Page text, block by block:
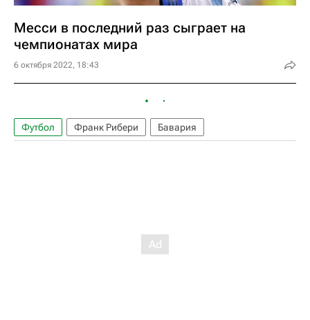
Месси в последний раз сыграет на
чемпионатах мира
6 октября 2022, 18:43
Футбол Франк Рибери Бавария